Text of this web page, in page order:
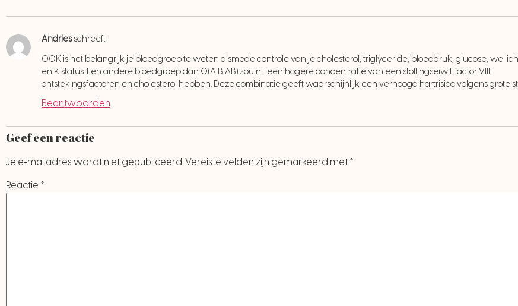
Andries schreef:
OOK is het belangrijk je bloedgroep te weten alsmede controle van je cholesterol, triglyceride, bloeddruk, glucose,
en K status. Een andere bloedgroep dan O(A,B,AB) zou n.l. een hogere concentratie van een stollingseiwit factor VIII,
ontstekingsfactoren en cholesterol hebben. Deze combinatie geeft waarschijnlijk een verhoogd hartrisico volgens grote
Beantwoorden
Geef een reactie
Je e-mailadres wordt niet gepubliceerd.Vereiste velden zijn gemarkeerd met *
Reactie *